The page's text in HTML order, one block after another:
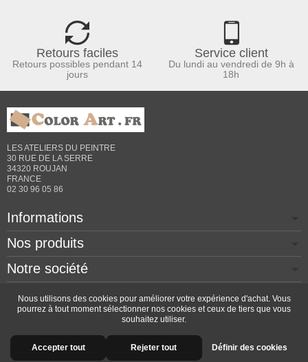
Retours faciles
Retours possibles pendant 14
jours
Service client
Du lundi au vendredi de 9h à
18h
LES ATELIERS DU PEINTRE
30 RUE DE LA SERRE
34320 ROUJAN
FRANCE
02 30 96 05 86
Informations
Nos produits
Notre société
Contactez-nous
Copyright © 2026 - Design by Prestacrea
- Ecommerce
software byPrestaShop™
Nous utilisons des cookies pour améliorer votre expérience d'achat. Vous
pourrez à tout moment sélectionner nos cookies et ceux de tiers que vous
souhaitez utiliser.
Accepter tout Rejeter tout Définir des cookies